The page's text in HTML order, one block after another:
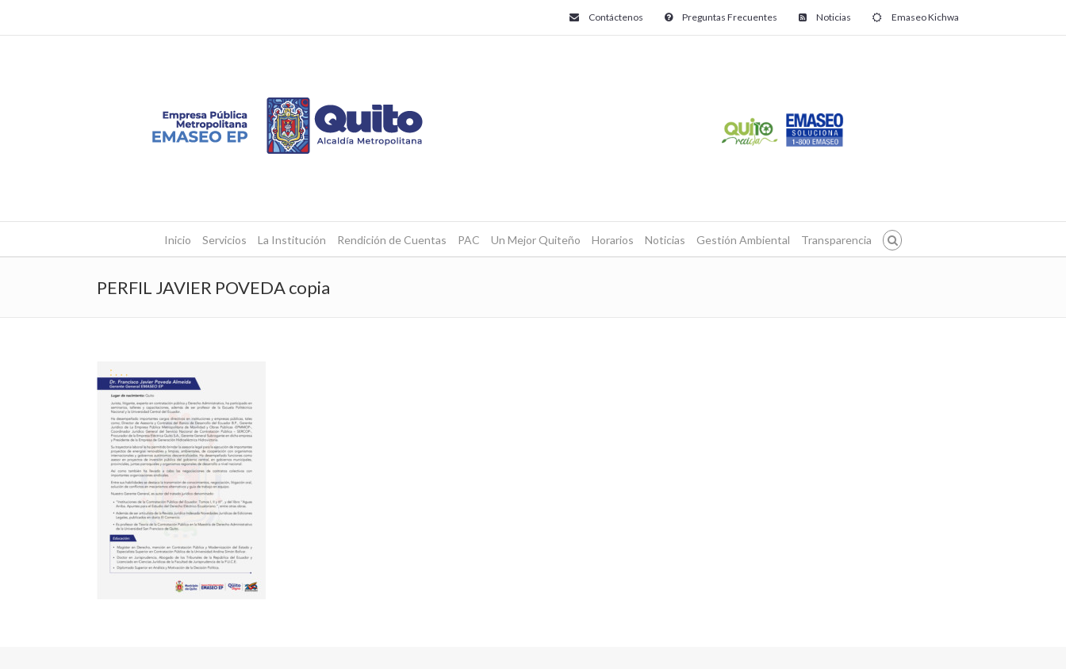
Contáctenos Preguntas Frecuentes Noticias Emaseo Kichwa
Inicio Servicios La Institución Rendición de Cuentas PAC Un Mejor Quiteño Horarios Noticias Gestión Ambiental Transparencia
PERFIL JAVIER POVEDA copia